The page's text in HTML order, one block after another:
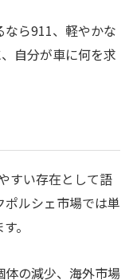
なら911、軽やかな
自分が車に何を求
すい存在として語
ルシェ市場では単
。
の減少、海外市場